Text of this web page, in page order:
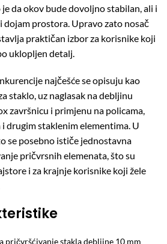
da okov bude dovoljno stabilan, ali i
dojam prostora. Upravo zato nosač
praktičan izbor za korisnike koji
uklopljen detalj.
najčešće se opisuju kao
staklo, uz naglasak na debljinu
završnicu i primjenu na policama,
drugim staklenim elementima. U
se posebno ističe jednostavna
pričvrsnih elemenata, što su
i za krajnje korisnike koji žele
pričvršćivanje stakla debljine 10 mm